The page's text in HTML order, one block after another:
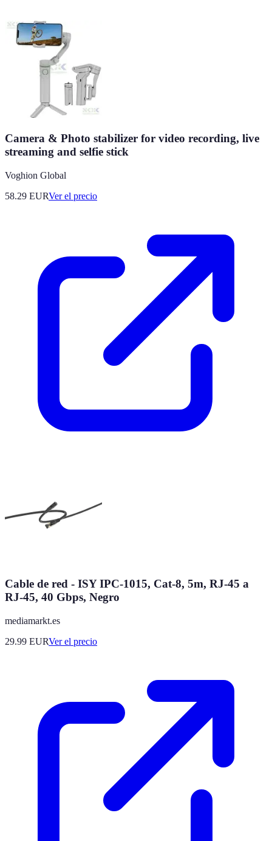
Camera & Photo stabilizer for video recording, live
streaming and selfie stick
Voghion Global
58.29 EURVer el precio
Cable de red - ISY IPC-1015, Cat-8, 5m, RJ-45 a
RJ-45, 40 Gbps, Negro
mediamarkt.es
29.99 EURVer el precio